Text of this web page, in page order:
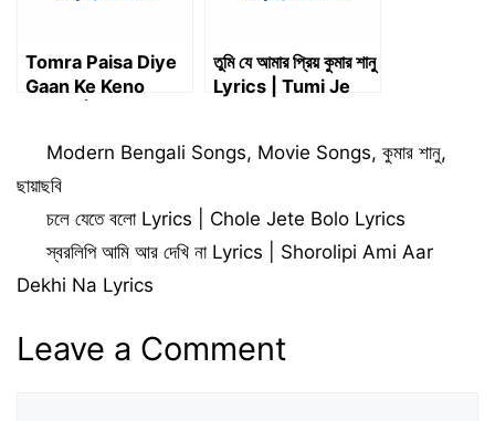
Tomra Paisa Diye
Gaan Ke Keno
তুমি যে আমার প্রিয় কুমার শানু
Lyrics | Tumi Je
Categories
Modern Bengali Songs, Movie Songs,কুমার শানু,
ছায়াছবি
চলে যেতে বলো Lyrics | Chole Jete Bolo Lyrics
স্বরলিপি আমি আর দেখি না Lyrics | Shorolipi Ami Aar
Dekhi Na Lyrics
Leave a Comment